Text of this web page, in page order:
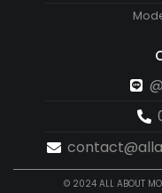
© 2024 ALL ABOUT